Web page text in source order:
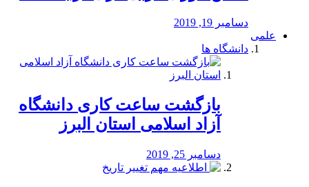
دسامبر 19, 2019
علمی
دانشگاه ها
بازگشت ساعت کاری دانشگاه
آزاد اسلامی استان البرز
دسامبر 25, 2019